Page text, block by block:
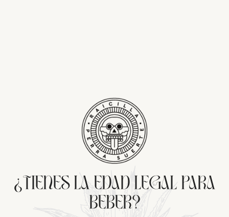
¿TIENES LA EDAD LEGAL PARA
BEBER?